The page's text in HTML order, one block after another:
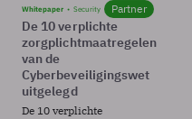
Whitepaper Security Partner
De 10 verplichte
zorgplichtmaatregelen
van de
Cyberbeveiligingswet
uitgelegd
De 10 verplichte